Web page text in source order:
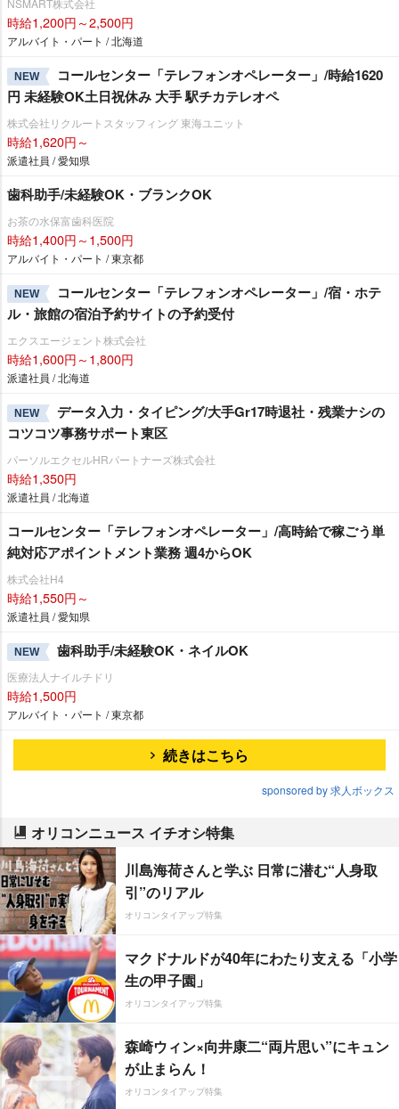
NSMART株式会社
時給1,200円～2,500円
アルバイト・パート / 北海道
NEW
コールセンター「テレフォンオペレーター」/時給1620
円 未経験OK土日祝休み 大手 駅チカテレオペ
株式会社リクルートスタッフィング 東海ユニット
時給1,620円～
派遣社員 / 愛知県
歯科助手/未経験OK・ブランクOK
お茶の水保富歯科医院
時給1,400円～1,500円
アルバイト・パート / 東京都
NEW
コールセンター「テレフォンオペレーター」/宿・ホテ
ル・旅館の宿泊予約サイトの予約受付
エクスエージェント株式会社
時給1,600円～1,800円
派遣社員 / 北海道
NEW
データ入力・タイピング/大手Gr17時退社・残業ナシの
コツコツ事務サポート東区
パーソルエクセルHRパートナーズ株式会社
時給1,350円
派遣社員 / 北海道
コールセンター「テレフォンオペレーター」/高時給で稼ごう単
純対応アポイントメント業務 週4からOK
株式会社H4
時給1,550円～
派遣社員 / 愛知県
NEW 歯科助手/未経験OK・ネイルOK
医療法人ナイルチドリ
時給1,500円
アルバイト・パート / 東京都
続きはこちら
sponsored by 求人ボックス
オリコンニュース イチオシ特集
川島海荷さんと学ぶ 日常に潜む“人身取
引”のリアル
オリコンタイアップ特集
マクドナルドが40年にわたり支える「小学
生の甲子園」
オリコンタイアップ特集
森崎ウィン×向井康二“両片思い”にキュン
が止まらん！
オリコンタイアップ特集